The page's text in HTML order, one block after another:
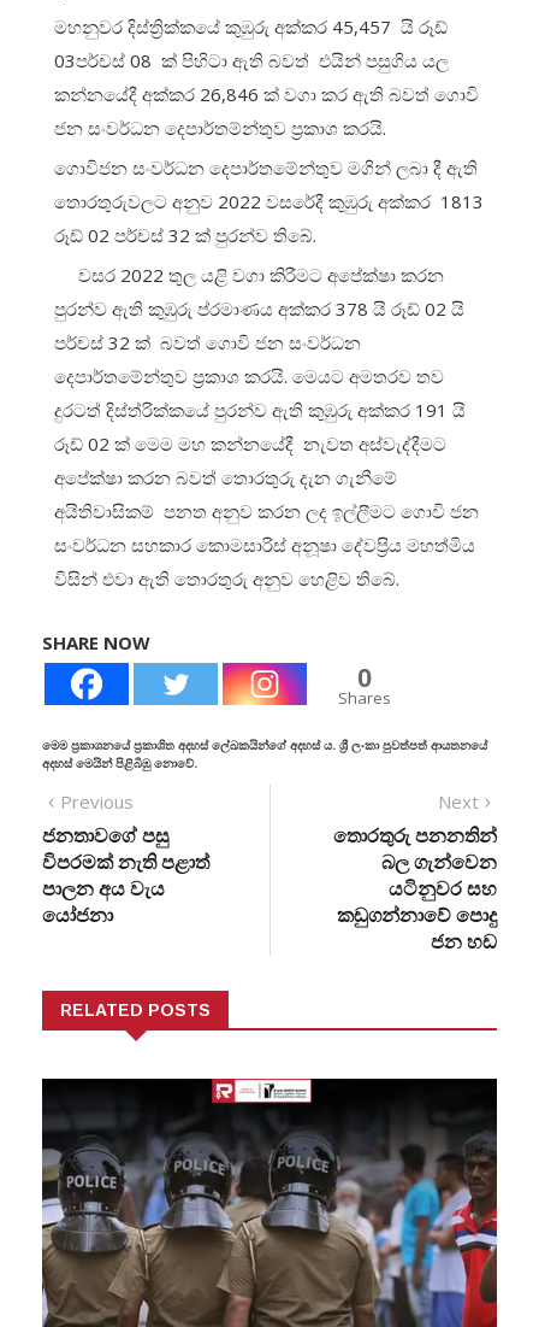
මහනුවර දිස්ත්‍රික්කයේ කුඹුරු අක්කර 45,457 යි රූඩ්
03පර්චස් 08 ක් පිහිටා ඇති බවත් එයින් පසුගිය යල
කන්නයේදී අක්කර 26,846 ක් වගා කර ඇති බවත් ගොවි
ජන සංවර්ධන දෙපාර්තම්න්තුව ප්‍රකාශ කරයි.
ගොවිජන සංවර්ධන දෙපාර්තමේන්තුව මගින් ලබා දී ඇති
තොරතුරුවලට අනුව 2022 වසරේදී කුඹුරු අක්කර 1813
රූඩ් 02 පර්චස් 32 ක් පුරන්ව තිබේ.
වසර 2022 තුල යළි වගා කිරීමට අපේක්ෂා කරන
පුරන්ව ඇති කුඹුරු ප්රමාණය අක්කර 378 යි රූඩ් 02 යි
පර්චස් 32 ක් බවත් ගොවි ජන සංවර්ධන
දෙපාර්තමේන්තුව ප්‍රකාශ කරයි. මෙයට අමතරව තව
දුරටත් දිස්ත්රික්කයේ පුරන්ව ඇති කුඹුරු අක්කර 191 යි
රූඩ් 02 ක් මෙම මහ කන්නයේදී නැවත අස්වැද්දීමට
අපේක්ෂා කරන බවත් තොරතුරු දැන ගැනීමේ
අයිතිවාසිකම් පනත අනුව කරන ලද ඉල්ලීමට ගොවි ජන
සංවර්ධන සහකාර කොමසාරිස් අනූෂා දේවප්‍රිය මහත්මිය
විසින් එවා ඇති තොරතුරු අනුව හෙළිව තිබේ.
SHARE NOW
0
Shares
මෙම ප්‍රකාශනයේ ප්‍රකාශිත අදහස් ලේඛකයින්ගේ අදහස් ය. ශ්‍රී ලංකා පුවත්පත් ආයතනයේ
අදහස් මෙයින් පිළිබිඹු නොවේ.
Previous
ජනතාවගේ පසු
විපරමක් නැති පළාත්
පාලන අය වැය
යෝජනා
Next
තොරතුරු පනනතින්
බල ගැන්වෙන
යටිනුවර සහ
කඩුගන්නාවේ පොදු
ජන හඩ
RELATED POSTS